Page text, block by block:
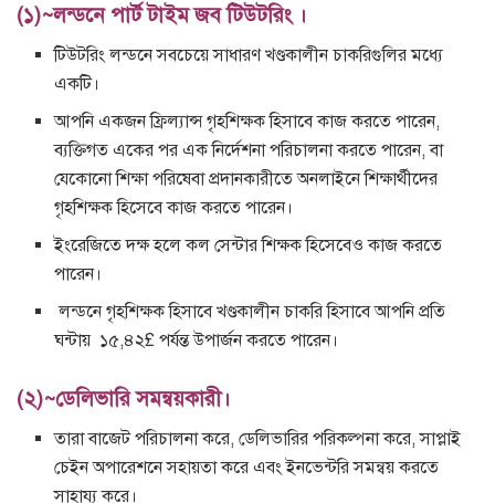
(১)~লন্ডনে পার্ট টাইম জব টিউটরিং ।
টিউটরিং লন্ডনে সবচেয়ে সাধারণ খণ্ডকালীন চাকরিগুলির মধ্যে
একটি।
আপনি একজন ফ্রিল্যান্স গৃহশিক্ষক হিসাবে কাজ করতে পারেন,
ব্যক্তিগত একের পর এক নির্দেশনা পরিচালনা করতে পারেন, বা
যেকোনো শিক্ষা পরিষেবা প্রদানকারীতে অনলাইনে শিক্ষার্থীদের
গৃহশিক্ষক হিসেবে কাজ করতে পারেন।
ইংরেজিতে দক্ষ হলে কল সেন্টার শিক্ষক হিসেবেও কাজ করতে
পারেন।
লন্ডনে গৃহশিক্ষক হিসাবে খণ্ডকালীন চাকরি হিসাবে আপনি প্রতি
ঘন্টায় ১৫,৪২£ পর্যন্ত উপার্জন করতে পারেন।
(২)~ডেলিভারি সমন্বয়কারী।
তারা বাজেট পরিচালনা করে, ডেলিভারির পরিকল্পনা করে, সাপ্লাই
চেইন অপারেশনে সহায়তা করে এবং ইনভেন্টরি সমন্বয় করতে
সাহায্য করে।